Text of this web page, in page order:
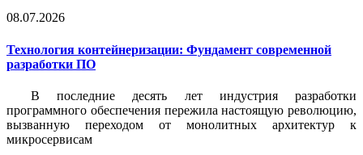
08.07.2026
Технология контейнеризации: Фундамент современной
разработки ПО
В последние десять лет индустрия разработки
программного обеспечения пережила настоящую революцию,
вызванную переходом от монолитных архитектур к
микросервисам